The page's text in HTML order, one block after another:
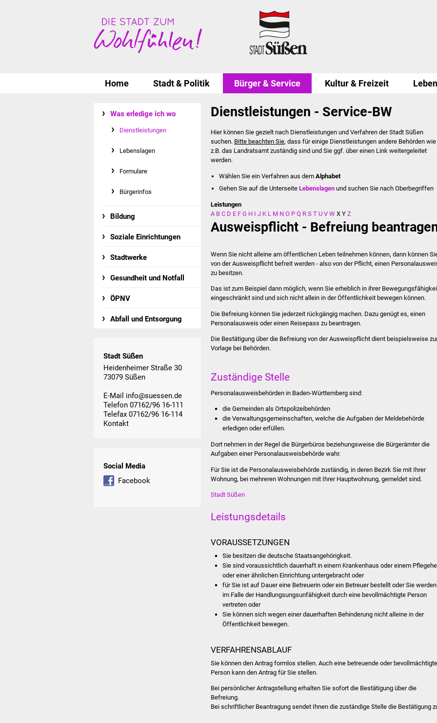
Home Stadt & Politik Bürger & Service Kultur & Freizeit
Was erledige ich wo
Dienstleistungen
Lebenslagen
Formulare
Bürgerinfos
Bildung
Soziale Einrichtungen
Stadtwerke
Gesundheit und Notfall
ÖPNV
Abfall und Entsorgung
Stadt Süßen
Heidenheimer Straße 30
73079 Süßen
E-Mail info@suessen.de
Telefon 07162/96 16-111
Telefax 07162/96 16-114
Kontakt
Social Media
Facebook
Dienstleistungen - Service-BW
Hier können Sie gezielt nach Dienstleistungen und Verfahren der Stadt Süßen
suchen. Bitte beachten Sie, dass für einige Dienstleistungen andere Behörden wie
z.B. das Landratsamt zuständig sind und Sie ggf. über einen Link weitergeleitet
werden.
Wählen Sie ein Verfahren aus dem Alphabet
Gehen Sie auf die UnterseiteLebenslagen und suchen Sie nach Oberbegriffen
Leistungen
A B C D E F G H I J K L M N O P Q R S T U V W X Y Z
Ausweispflicht - Befreiung
Wenn Sie nicht alleine am öffentlichen Leben teilnehmen können, dann können
von der Ausweispflicht befreit werden - also von der Pflicht, einen
zu besitzen.
Das ist zum Beispiel dann möglich, wenn Sie erheblich in ihrer
eingeschränkt sind und sich nicht allein in der Öffentlichkeit bewegen können.
Die Befreiung können Sie jederzeit rückgängig machen. Dazu genügt es, einen
Personalausweis oder einen Reisepass zu beantragen.
Die Bestätigung über die Befreiung von der Ausweispflicht dient beispielsweise
Vorlage bei Behörden.
Zuständige Stelle
Personalausweisbehörden in Baden-Württemberg sind:
die Gemeinden als Ortspolizeibehörden
die Verwaltungsgemeinschaften, welche die Aufgaben der Meldebehörde
erledigen oder erfüllen.
Dort nehmen in der Regel die Bürgerbüros beziehungsweise die Bürgerämter die
Aufgaben einer Personalausweisbehörde wahr.
Für Sie ist die Personalausweisbehörde zuständig, in deren Bezirk Sie mit Ihrer
Wohnung, bei mehreren Wohnungen mit Ihrer Hauptwohnung, gemeldet sind.
Stadt Süßen
Leistungsdetails
VORAUSSETZUNGEN
Sie besitzen die deutsche Staatsangehörigkeit.
Sie sind voraussichtlich dauerhaft in einem Krankenhaus oder einem
oder einer ähnlichen Einrichtung untergebracht oder
für Sie ist auf Dauer eine Betreuerin oder ein Betreuer bestellt oder Sie werden
im Falle der Handlungsungsunfähigkeit durch eine bevollmächtigte Person
vertreten oder
Sie können sich wegen einer dauerhaften Behinderung nicht alleine in der
Öffentlichkeit bewegen.
VERFAHRENSABLAUF
Sie können den Antrag formlos stellen. Auch eine betreuende oder bevollmächtigte
Person kann den Antrag für Sie stellen.
Bei persönlicher Antragstellung erhalten Sie sofort die Bestätigung über die
Befreiung.
Bei schriftlicher Beantragung sendet Ihnen die zuständige Stelle die Bestätigung